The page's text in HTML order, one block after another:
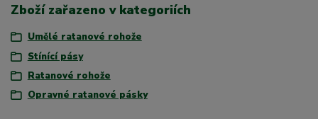
Zboží zařazeno v kategoriích
Umělé ratanové rohože
Stínící pásy
Ratanové rohože
Opravné ratanové pásky